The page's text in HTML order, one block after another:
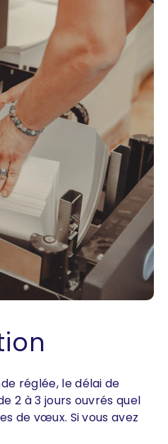
réglée, le délai de
2 à 3 jours ouvrés quel
de vœux. Si vous avez